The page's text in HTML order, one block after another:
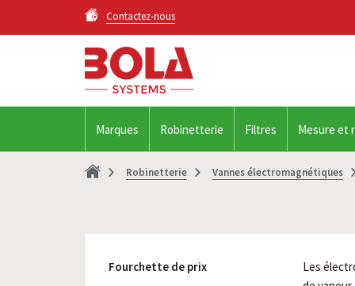
Contactez-nous
Marques Robinetterie Filtres Mesure et
Robinetterie Vannes électromagnétiques
Fourchette de prix Les